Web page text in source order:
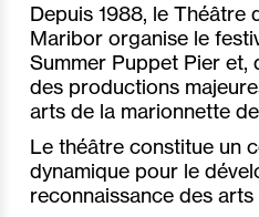
Depuis 1988, le Théâtre
Maribor organise le
Summer Puppet Pier et,
des productions
arts de la marionnette
Le théâtre constitue un
dynamique pour le
reconnaissance des